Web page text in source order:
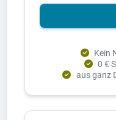
Kein
0 €
aus ganz